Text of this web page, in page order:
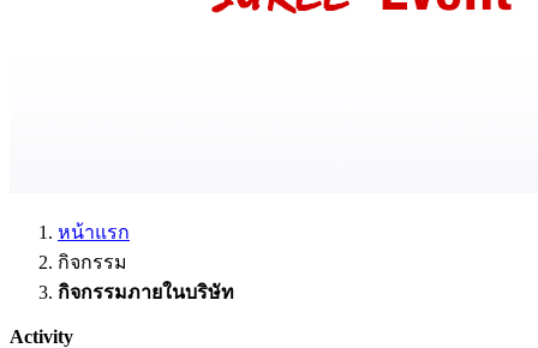
หน้าแรก
กิจกรรม
กิจกรรมภายในบริษัท
Activity